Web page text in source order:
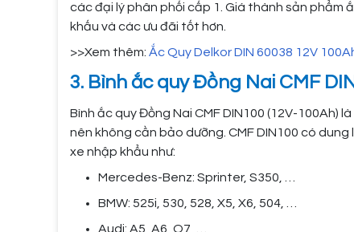
các đại lý phân phối cấp 1. Giá thành sản
khấu và các ưu đãi tốt hơn.
>>Xem thêm: Ắc Quy Delkor DIN 60038 12V
3. Bình ắc quy Đồng Nai CMF
Bình ắc quy Đồng Nai CMF DIN100 (12V-100Ah)
nên không cần bảo dưỡng. CMF DIN100 có
xe nhập khẩu như:
Mercedes-Benz: Sprinter, S350, …
BMW: 525i, 530, 528, X5, X6, 504, …
Audi: A5, A6, Q7, …